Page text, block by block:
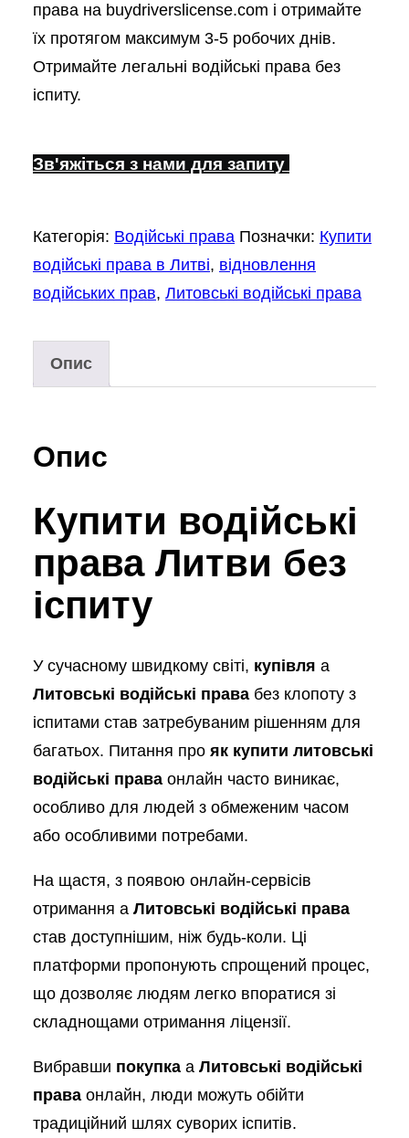
права на buydriverslicense.com і отримайте
їх протягом максимум 3-5 робочих днів.
Отримайте легальні водійські права без
іспиту.
Зв'яжіться з нами для запиту
Категорія: Водійські права Позначки: Купити
водійські права в Литві, відновлення
водійських прав, Литовські водійські права
Опис
Опис
Купити водійські
права Литви без
іспиту
У сучасному швидкому світі, купівля a
Литовські водійські права без клопоту з
іспитами став затребуваним рішенням для
багатьох. Питання про як купити литовські
водійські права онлайн часто виникає,
особливо для людей з обмеженим часом
або особливими потребами.
На щастя, з появою онлайн-сервісів
отримання a Литовські водійські права
став доступнішим, ніж будь-коли. Ці
платформи пропонують спрощений процес,
що дозволяє людям легко впоратися зі
складнощами отримання ліцензії.
Вибравши покупка a Литовські водійські
права онлайн, люди можуть обійти
традиційний шлях суворих іспитів.